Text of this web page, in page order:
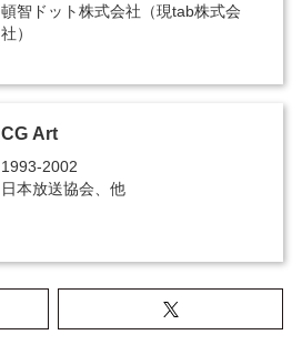
頓智ドット株式会社（現tab株式会
社）
CG Art
1993-2002
日本放送協会、他